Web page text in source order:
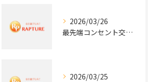
2026/03/26
最先端コンセント交換で快適な生活を実現する電気工事の技術
2026/03/25